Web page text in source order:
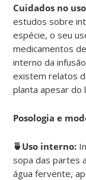
Cuidados no
estudos sobre
espécie, o seu
medicamentos
interno da
existem relatos
planta apesar do
Posologia e
🍵Uso interno:
sopa das partes
água fervente,